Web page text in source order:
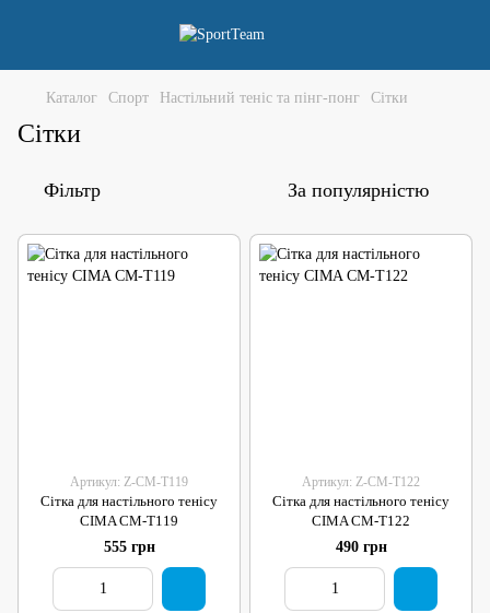
Каталог Спорт Настільний теніс та пінг-понг Сітки
Сітки
Фільтр За популярністю
Артикул: Z-CM-T119
Сітка для настільного тенісу
CIMA CM-T119
555 грн
Артикул: Z-CM-T122
Сітка для настільного тенісу
CIMA CM-T122
490 грн